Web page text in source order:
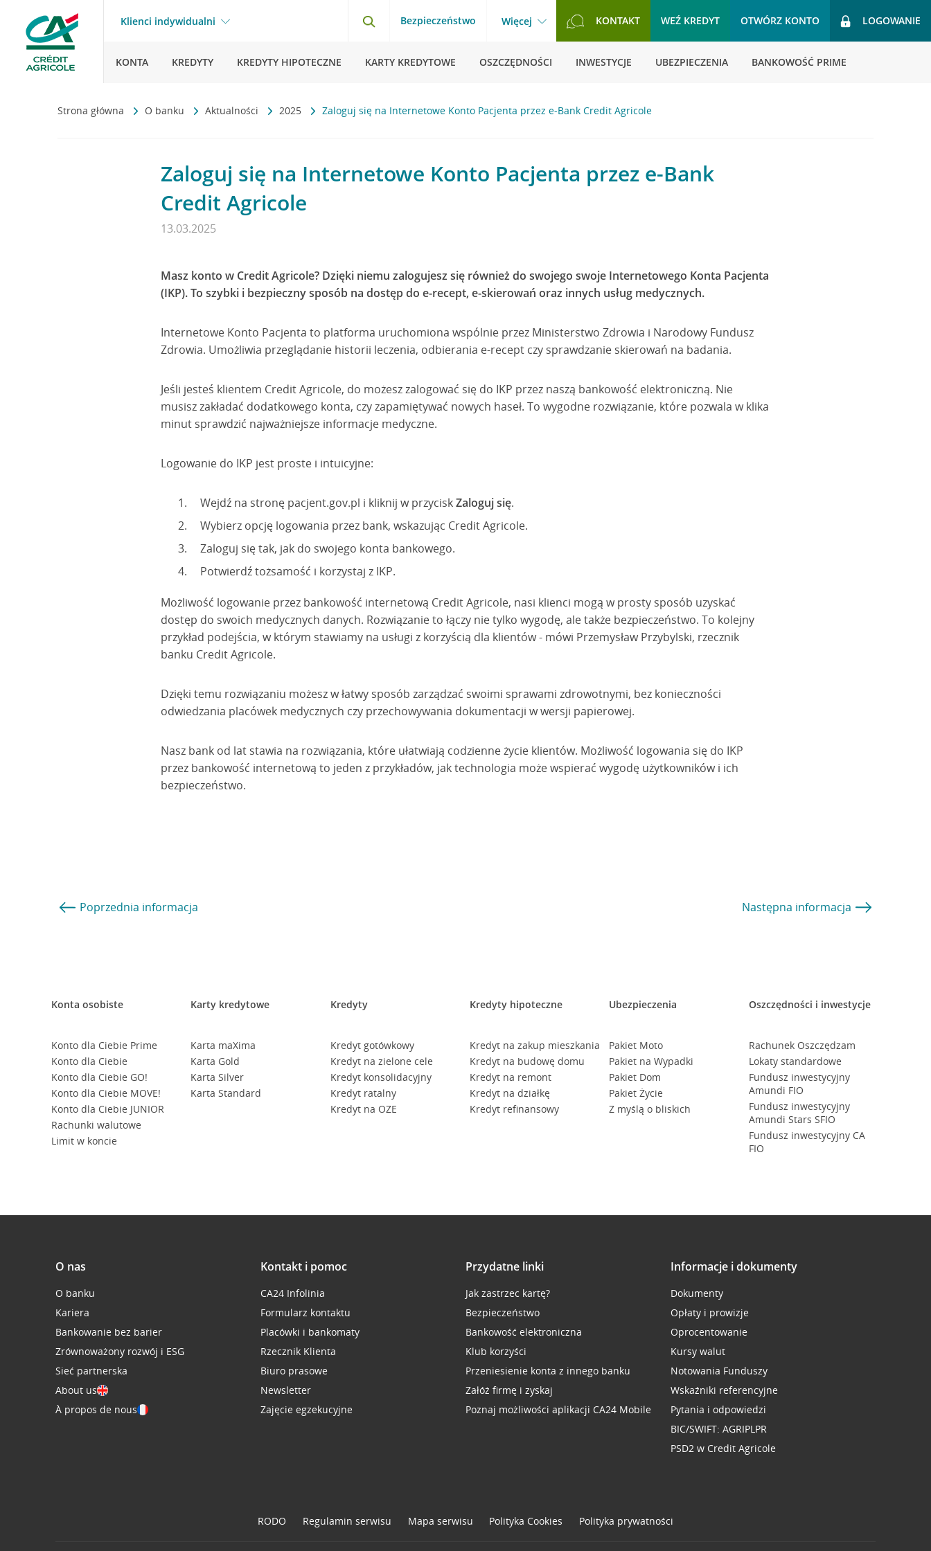
Klienci indywidualni Bezpieczeństwo Więcej KONTAKT WEŹ KREDYT OTWÓRZ KONTO LOGOWANIE
KONTA KREDYTY KREDYTY HIPOTECZNE KARTY KREDYTOWE OSZCZĘDNOŚCI INWESTYCJE UBEZPIECZENIA BANKOWOŚĆ PRIME
Strona główna O banku Aktualności 2025 Zaloguj się na Internetowe Konto Pacjenta przez e-Bank Credit Agricole
Zaloguj się na Internetowe Konto Pacjenta przez e-Bank
Credit Agricole
13.03.2025
Masz konto w Credit Agricole? Dzięki niemu zalogujesz się również do swojego swoje Internetowego Konta Pacjenta
(IKP). To szybki i bezpieczny sposób na dostęp do e-recept, e-skierowań oraz innych usług medycznych.
Internetowe Konto Pacjenta to platforma uruchomiona wspólnie przez Ministerstwo Zdrowia i Narodowy Fundusz
Zdrowia. Umożliwia przeglądanie historii leczenia, odbierania e-recept czy sprawdzanie skierowań na badania.
Jeśli jesteś klientem Credit Agricole, do możesz zalogować się do IKP przez naszą bankowość elektroniczną. Nie
musisz zakładać dodatkowego konta, czy zapamiętywać nowych haseł. To wygodne rozwiązanie, które pozwala w klika
minut sprawdzić najważniejsze informacje medyczne.
Logowanie do IKP jest proste i intuicyjne:
Wejdź na stronę pacjent.gov.pl i kliknij w przyciskZaloguj się.
Wybierz opcję logowania przez bank, wskazując Credit Agricole.
Zaloguj się tak, jak do swojego konta bankowego.
Potwierdź tożsamość i korzystaj z IKP.
Możliwość logowanie przez bankowość internetową Credit Agricole, nasi klienci mogą w prosty sposób uzyskać
dostęp do swoich medycznych danych. Rozwiązanie to łączy nie tylko wygodę, ale także bezpieczeństwo. To kolejny
przykład podejścia, w którym stawiamy na usługi z korzyścią dla klientów - mówi Przemysław Przybylski, rzecznik
banku Credit Agricole.
Dzięki temu rozwiązaniu możesz w łatwy sposób zarządzać swoimi sprawami zdrowotnymi, bez konieczności
odwiedzania placówek medycznych czy przechowywania dokumentacji w wersji papierowej.
Nasz bank od lat stawia na rozwiązania, które ułatwiają codzienne życie klientów. Możliwość logowania się do IKP
przez bankowość internetową to jeden z przykładów, jak technologia może wspierać wygodę użytkowników i ich
bezpieczeństwo.
Poprzednia informacja Następna informacja
Konta osobiste
Konto dla Ciebie Prime
Konto dla Ciebie
Konto dla Ciebie GO!
Konto dla Ciebie MOVE!
Konto dla Ciebie JUNIOR
Rachunki walutowe
Limit w koncie
Karty kredytowe
Karta maXima
Karta Gold
Karta Silver
Karta Standard
Kredyty
Kredyt gotówkowy
Kredyt na zielone cele
Kredyt konsolidacyjny
Kredyt ratalny
Kredyt na OZE
Kredyty hipoteczne
Kredyt na zakup mieszkania
Kredyt na budowę domu
Kredyt na remont
Kredyt na działkę
Kredyt refinansowy
Ubezpieczenia
Pakiet Moto
Pakiet na Wypadki
Pakiet Dom
Pakiet Życie
Z myślą o bliskich
Oszczędności i inwestycje
Rachunek Oszczędzam
Lokaty standardowe
Fundusz inwestycyjny
Amundi FIO
Fundusz inwestycyjny
Amundi Stars SFIO
Fundusz inwestycyjny CA
FIO
O nas
O banku
Kariera
Bankowanie bez barier
Zrównoważony rozwój i ESG
Sieć partnerska
About us
À propos de nous
Kontakt i pomoc
CA24 Infolinia
Formularz kontaktu
Placówki i bankomaty
Rzecznik Klienta
Biuro prasowe
Newsletter
Zajęcie egzekucyjne
Przydatne linki
Jak zastrzec kartę?
Bezpieczeństwo
Bankowość elektroniczna
Klub korzyści
Przeniesienie konta z innego banku
Załóż firmę i zyskaj
Poznaj możliwości aplikacji CA24 Mobile
Informacje i dokumenty
Dokumenty
Opłaty i prowizje
Oprocentowanie
Kursy walut
Notowania Funduszy
Wskaźniki referencyjne
Pytania i odpowiedzi
BIC/SWIFT: AGRIPLPR
PSD2 w Credit Agricole
RODO Regulamin serwisu Mapa serwisu Polityka Cookies Polityka prywatności